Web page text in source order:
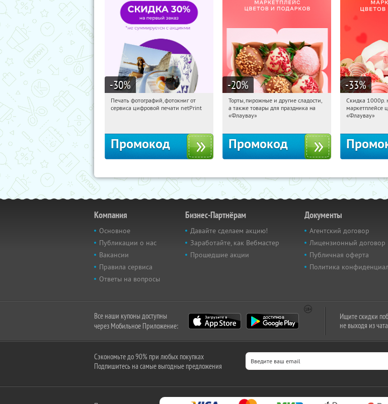
-30%
20:23:17 Получили:
Печать фотографий, фотокниг от
сервиса цифровой печати netPrint
Промокод
-20%
20:23:17 Получили:
Россия
Торты, пирожные и другие сладости,
а также товары для праздника на
«Флаувау»
Промокод
-33%
20:23:17
Россия
Скидка 1000р.
маркетплейсе
«Флаувау»
Компания
Основное
Публикации о нас
Вакансии
Правила сервиса
Ответы на вопросы
Бизнес-Партнёрам
Давайте сделаем акцию!
Заработайте, как Вебмастер
Прошедшие акции
Документы
Агентский договор
Лицензионный договор
Публичная оферта
Политика
Все наши купоны доступны
через Мобильное Приложение:
Ищите скидки
не выходя из
Сэкономьте до 90% при любых покупках
Подпишитесь на самые выгодные предложения